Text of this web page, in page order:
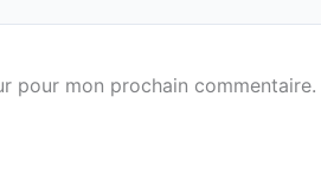
pour mon prochain commentaire.